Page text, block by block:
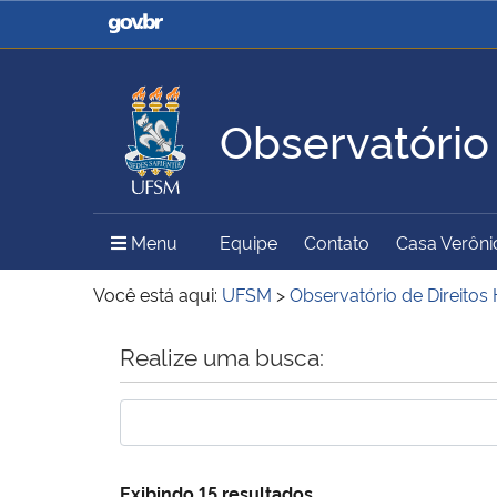
Casa Civil
Ministério da Justiça e
Ministério da Agricultura,
Pecuária e Abastecimento
Ministério da Educação
Ministério do Meio Ambiente Ministério do Turismo
Menu Menu Principal do Sítio
Equipe Contato Casa
Você está aqui: UFSM >Observatório de Direitos
Início do conteúdo
Realize uma busca:
Exibindo 15 resultados